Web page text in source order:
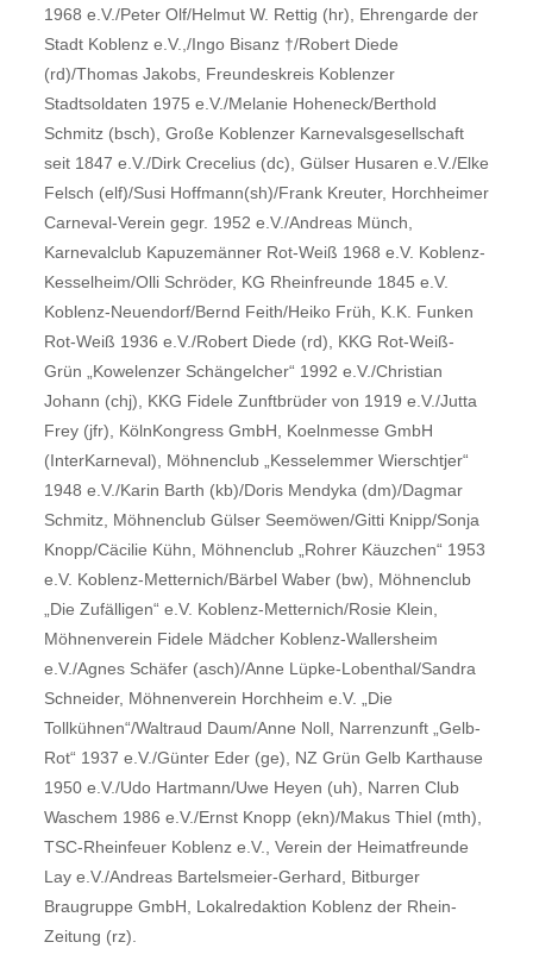
1968 e.V./Peter Olf/Helmut W. Rettig (hr), Ehrengarde der
Stadt Koblenz e.V.,/Ingo Bisanz †/Robert Diede
(rd)/Thomas Jakobs, Freundeskreis Koblenzer
Stadtsoldaten 1975 e.V./Melanie Hoheneck/Berthold
Schmitz (bsch), Große Koblenzer Karnevalsgesellschaft
seit 1847 e.V./Dirk Crecelius (dc), Gülser Husaren e.V./Elke
Felsch (elf)/Susi Hoffmann(sh)/Frank Kreuter, Horchheimer
Carneval-Verein gegr. 1952 e.V./Andreas Münch,
Karnevalclub Kapuzemänner Rot-Weiß 1968 e.V. Koblenz-
Kesselheim/Olli Schröder, KG Rheinfreunde 1845 e.V.
Koblenz-Neuendorf/Bernd Feith/Heiko Früh, K.K. Funken
Rot-Weiß 1936 e.V./Robert Diede (rd), KKG Rot-Weiß-
Grün „Kowelenzer Schängelcher“ 1992 e.V./Christian
Johann (chj), KKG Fidele Zunftbrüder von 1919 e.V./Jutta
Frey (jfr), KölnKongress GmbH, Koelnmesse GmbH
(InterKarneval), Möhnenclub „Kesselemmer Wierschtjer“
1948 e.V./Karin Barth (kb)/Doris Mendyka (dm)/Dagmar
Schmitz, Möhnenclub Gülser Seemöwen/Gitti Knipp/Sonja
Knopp/Cäcilie Kühn, Möhnenclub „Rohrer Käuzchen“ 1953
e.V. Koblenz-Metternich/Bärbel Waber (bw), Möhnenclub
„Die Zufälligen“ e.V. Koblenz-Metternich/Rosie Klein,
Möhnenverein Fidele Mädcher Koblenz-Wallersheim
e.V./Agnes Schäfer (asch)/Anne Lüpke-Lobenthal/Sandra
Schneider, Möhnenverein Horchheim e.V. „Die
Tollkühnen“/Waltraud Daum/Anne Noll, Narrenzunft „Gelb-
Rot“ 1937 e.V./Günter Eder (ge), NZ Grün Gelb Karthause
1950 e.V./Udo Hartmann/Uwe Heyen (uh), Narren Club
Waschem 1986 e.V./Ernst Knopp (ekn)/Makus Thiel (mth),
TSC-Rheinfeuer Koblenz e.V., Verein der Heimatfreunde
Lay e.V./Andreas Bartelsmeier-Gerhard, Bitburger
Braugruppe GmbH, Lokalredaktion Koblenz der Rhein-
Zeitung (rz).